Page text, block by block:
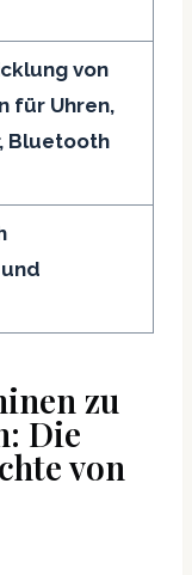
von
für Uhren,
Bluetooth
zu
Die
von